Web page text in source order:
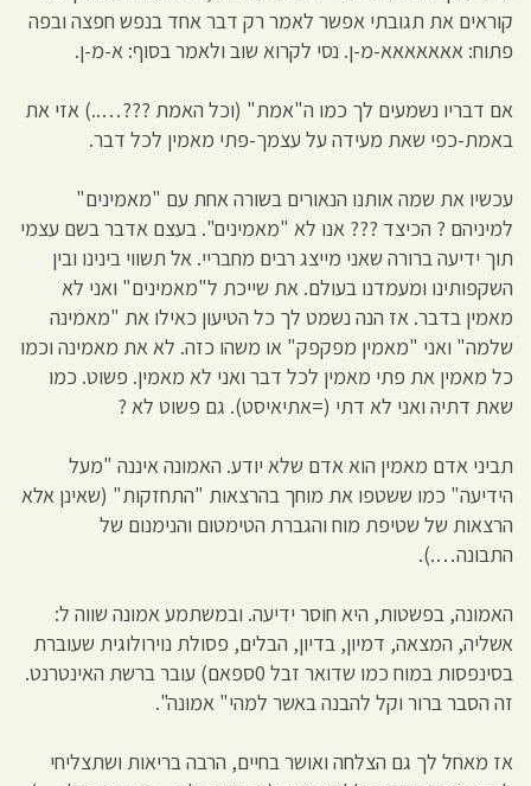
קוראים את תגובתי אפשר לאמר רק דבר אחד בנפש חפצה ובפה
פתוח: אאאאאאא-מ-ן. נסי לקרוא שוב ולאמר בסוף: א-מ-ן.
אם דבריו נשמעים לך כמו ה"אמת" (וכל האמת ???…..) אזי את
באמת-כפי שאת מעידה על עצמך-פתי מאמין לכל דבר.
עכשיו את שמה אותנו הנאורים בשורה אחת עם "מאמינים"
למיניהם ? הכיצד ??? אנו לא "מאמינים". בעצם אדבר בשם עצמי
תוך ידיעה ברורה שאני מייצג רבים מחבריי. אל תשווי בינינו ובין
השקפותינו ומעמדנו בעולם. את שייכת ל"מאמינים" ואני לא
מאמין בדבר. אז הנה נשמט לך כל הטיעון כאילו את "מאמינה
שלמה" ואני "מאמין מפקפק" או משהו כזה. לא את מאמינה וכמו
כל מאמין את פתי מאמין לכל דבר ואני לא מאמין. פשוט. כמו
שאת דתיה ואני לא דתי (=אתיאיסט). גם פשוט לא ?
תביני אדם מאמין הוא אדם שלא יודע. האמונה איננה "מעל
הידיעה" כמו ששטפו את מוחך בהרצאות "התחזקות" (שאינן אלא
הרצאות של שטיפת מוח והגברת הטימטום והנימנום של
התבונה….).
האמונה, בפשטות, היא חוסר ידיעה. ובמשתמע אמונה שווה ל:
אשליה, המצאה, דמיון, בדיון, הבלים, פסולת נוירולוגית שעוברת
בסינפסות במוח כמו שדואר זבל 0ספאם) עובר ברשת האינטרנט.
זה הסבר ברור וקל להבנה באשר למהי" אמונה".
אז מאחל לך גם הצלחה ואושר בחיים, הרבה בריאות ושתצליחי